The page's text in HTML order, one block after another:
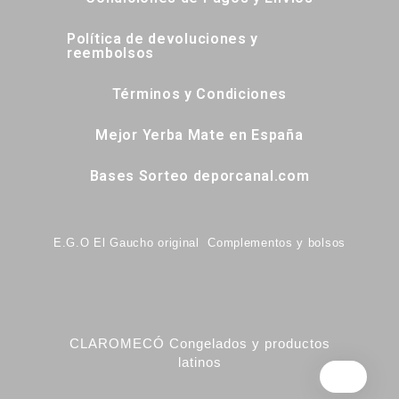
Política de devoluciones y
reembolsos
Términos y Condiciones
Mejor Yerba Mate en España
Bases Sorteo deporcanal.com
E.G.O El Gaucho original Complementos y bolsos
CLAROMECÓ Congelados y productos
latinos